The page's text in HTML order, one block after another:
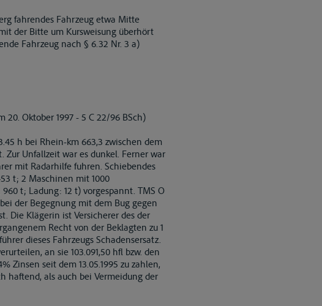
fahrendes Fahrzeug etwa Mitte
der Bitte um Kursweisung überhört
Fahrzeug nach § 6.32 Nr. 3 a)
Oktober 1997 - 5 C 22/96 BSch)
h bei Rhein-km 663,3 zwischen dem
Zur Unfallzeit war es dunkel. Ferner war
mit Radarhilfe fuhren. Schiebendes
t; 2 Maschinen mit 1000
960 t; Ladung: 12 t) vorgespannt. TMS O
der Begegnung mit dem Bug gegen
Die Klägerin ist Versicherer des der
Recht von der Beklagten zu 1
dieses Fahrzeugs Schadensersatz.
an sie 103.091,50 hfl bzw. den
Zinsen seit dem 13.05.1995 zu zahlen,
haftend, als auch bei Vermeidung der